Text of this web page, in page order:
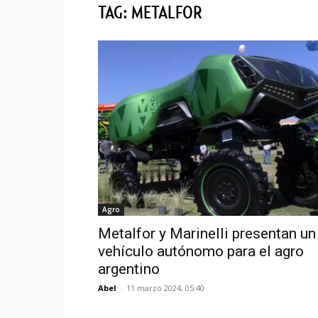
TAG: METALFOR
Agro
Metalfor y Marinelli presentan un
vehículo autónomo para el agro
argentino
Abel - 11 marzo 2024, 05:40